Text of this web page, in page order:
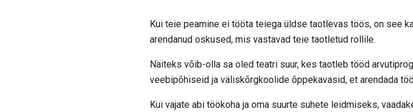
Kui teie peamine ei tööta teiega üldse taotlevas töös, on see
arendanud oskused, mis vastavad teie taotletud rollile.
Näiteks võib-olla sa oled teatri suur, kes taotleb tööd
veebipõhiseid ja väliskõrgkoolide õppekavasid, et arendada
Kui vajate abi töökoha ja oma suurte suhete leidmiseks,